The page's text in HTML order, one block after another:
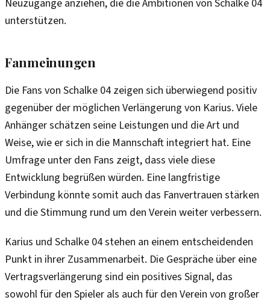
Neuzugänge anziehen, die die Ambitionen von Schalke 04
unterstützen.
Fanmeinungen
Die Fans von Schalke 04 zeigen sich überwiegend positiv
gegenüber der möglichen Verlängerung von Karius. Viele
Anhänger schätzen seine Leistungen und die Art und
Weise, wie er sich in die Mannschaft integriert hat. Eine
Umfrage unter den Fans zeigt, dass viele diese
Entwicklung begrüßen würden. Eine langfristige
Verbindung könnte somit auch das Fanvertrauen stärken
und die Stimmung rund um den Verein weiter verbessern.
Karius und Schalke 04 stehen an einem entscheidenden
Punkt in ihrer Zusammenarbeit. Die Gespräche über eine
Vertragsverlängerung sind ein positives Signal, das
sowohl für den Spieler als auch für den Verein von großer